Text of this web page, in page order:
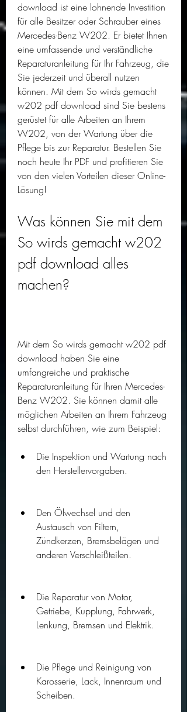
download ist eine lohnende Investition
für alle Besitzer oder Schrauber eines
Mercedes-Benz W202. Er bietet Ihnen
eine umfassende und verständliche
Reparaturanleitung für Ihr Fahrzeug, die
Sie jederzeit und überall nutzen
können. Mit dem So wirds gemacht
w202 pdf download sind Sie bestens
gerüstet für alle Arbeiten an Ihrem
W202, von der Wartung über die
Pflege bis zur Reparatur. Bestellen Sie
noch heute Ihr PDF und profitieren Sie
von den vielen Vorteilen dieser Online-
Lösung!
Was können Sie mit dem
So wirds gemacht w202
pdf download alles
machen?
Mit dem So wirds gemacht w202 pdf
download haben Sie eine
umfangreiche und praktische
Reparaturanleitung für Ihren Mercedes-
Benz W202. Sie können damit alle
möglichen Arbeiten an Ihrem Fahrzeug
selbst durchführen, wie zum Beispiel:
Die Inspektion und Wartung nach
den Herstellervorgaben.
Den Ölwechsel und den
Austausch von Filtern,
Zündkerzen, Bremsbelägen und
anderen Verschleißteilen.
Die Reparatur von Motor,
Getriebe, Kupplung, Fahrwerk,
Lenkung, Bremsen und Elektrik.
Die Pflege und Reinigung von
Karosserie, Lack, Innenraum und
Scheiben.